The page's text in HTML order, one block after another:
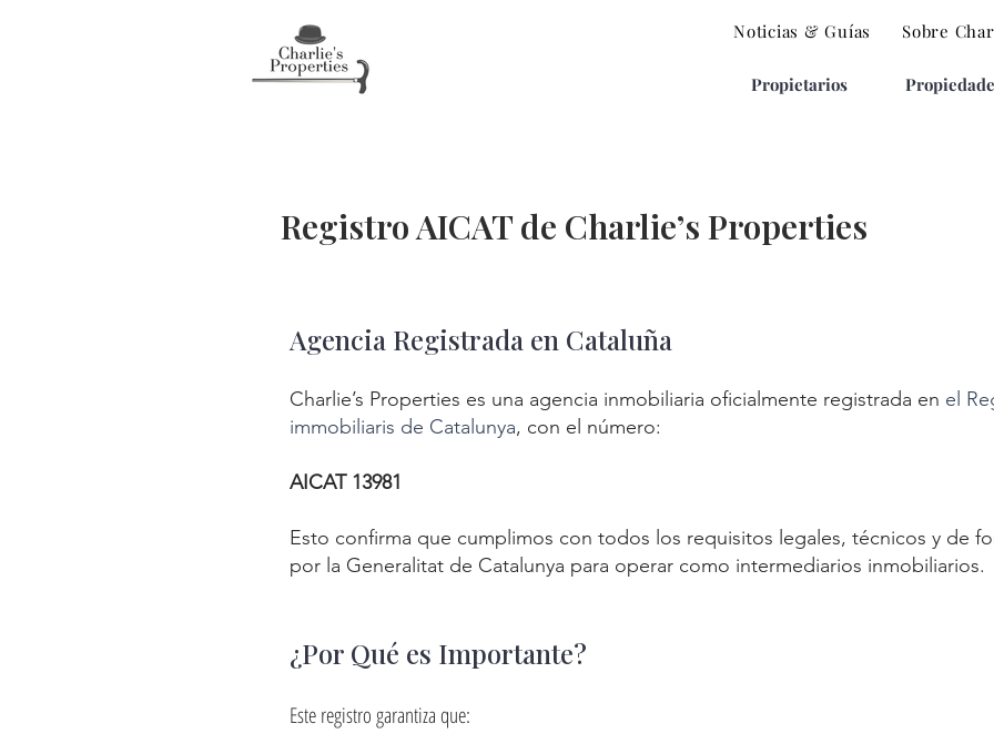
Noticias & Guías Sobre
Propietarios
Registro AICAT de Charlie’s Properties
Agencia Registrada en Cataluña
Charlie’s Properties es una agencia inmobiliaria oficialmente registrada en el
immobiliaris de Catalunya, con el número:
AICAT 13981
Esto confirma que cumplimos con todos los requisitos legales, técnicos y de
por la Generalitat de Catalunya para operar como intermediarios inmobiliarios.
¿Por Qué es Importante?
Este registro garantiza que: